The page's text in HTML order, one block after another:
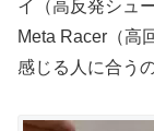
イ（高反発シュ
Meta Racer（高
感じる人に合う